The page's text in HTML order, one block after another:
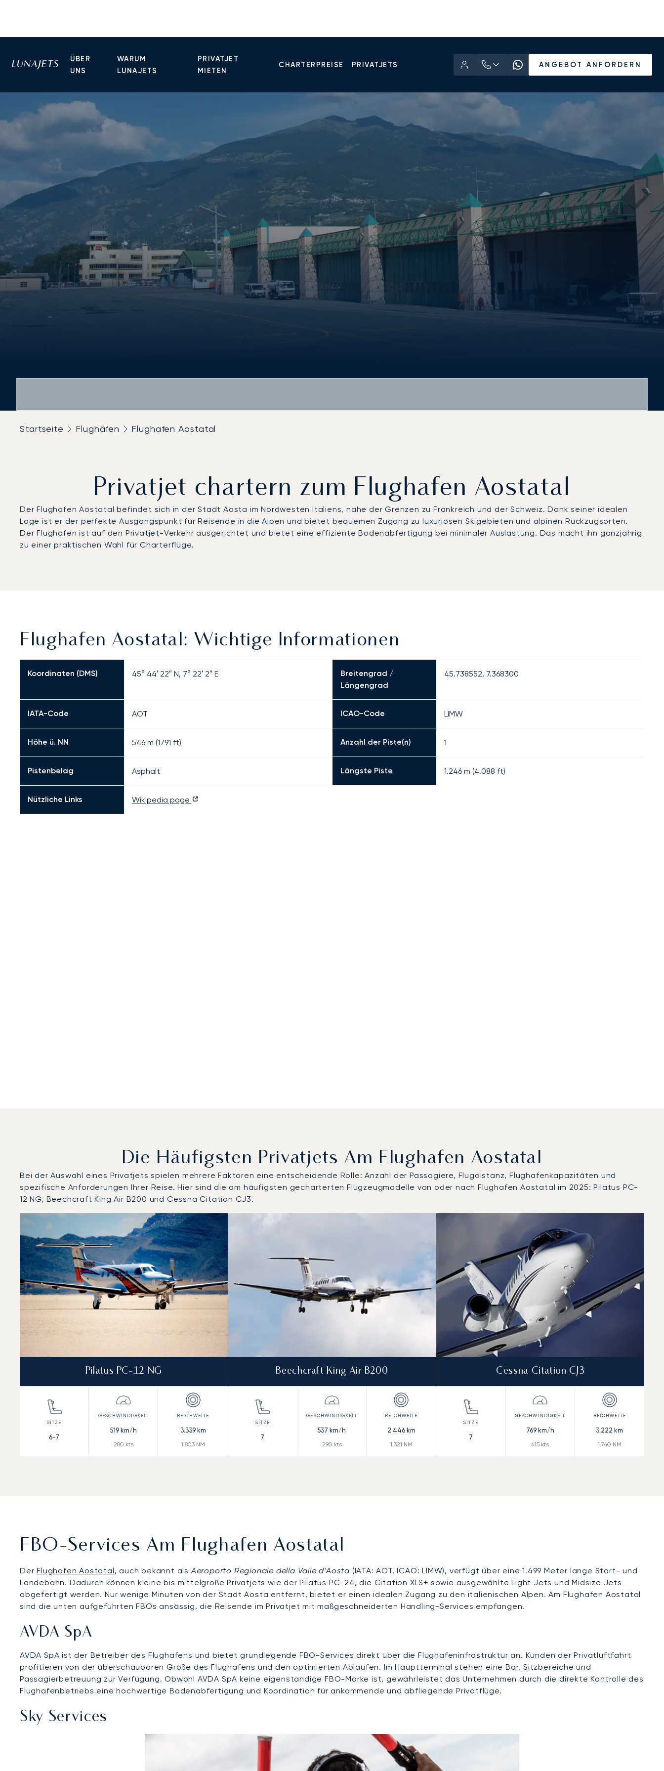
ÜBER
UNS
WARUM
LUNAJETS
PRIVATJET
MIETEN
CHARTERPREISE PRIVATJETS ANGEBOT ANFORDERN
Startseite Flughäfen Flughafen Aostatal
Privatjet chartern zum Flughafen Aostatal
Der Flughafen Aostatal befindet sich in der Stadt Aosta im Nordwesten Italiens, nahe der Grenzen zu Frankreich und der Schweiz. Dank seiner idealen
Lage ist er der perfekte Ausgangspunkt für Reisende in die Alpen und bietet bequemen Zugang zu luxuriösen Skigebieten und alpinen Rückzugsorten.
Der Flughafen ist auf den Privatjet-Verkehr ausgerichtet und bietet eine effiziente Bodenabfertigung bei minimaler Auslastung. Das macht ihn ganzjährig
zu einer praktischen Wahl für Charterflüge.
Flughafen Aostatal: Wichtige Informationen
Koordinaten (DMS) 45° 44′ 22″ N, 7° 22′ 2″ E
Breitengrad /
Längengrad
45.738552, 7.368300
IATA-Code AOT ICAO-Code LIMW
Höhe ü. NN 546 m (1791 ft) Anzahl der Piste(n) 1
Pistenbelag Asphalt Längste Piste 1.246 m (4.088 ft)
Nützliche Links Wikipedia page
Die Häufigsten Privatjets Am Flughafen Aostatal
Bei der Auswahl eines Privatjets spielen mehrere Faktoren eine entscheidende Rolle: Anzahl der Passagiere, Flugdistanz, Flughafenkapazitäten und
spezifische Anforderungen Ihrer Reise. Hier sind die am häufigsten gecharterten Flugzeugmodelle von oder nach Flughafen Aostatal im 2025: Pilatus PC-
12 NG, Beechcraft King Air B200 und Cessna Citation CJ3.
Flughafen Aostatal : Die 3 meistgeflogenen Flugzeugmodelle nach Anzahl der Flugbewegungen im Jahr 2025
Foto des Flugzeugs Flugzeugmodell
Geschwindigkeit (km/h)
Geschwindigkeit (Knoten)Reichweite (km)
Reichweite (NM)
Pilatus PC-12 NG
6-7
519km/h
280 kts
3.339km
1.803NM
Beechcraft King Air B200
7
537 km/h
290 kts
2.446km
1.321 NM
Cessna Citation CJ3
7
769km/h
415 kts
3.222 km
1.740 NM
FBO-Services Am Flughafen Aostatal
DerFlughafen Aostatal, auch bekannt alsAeroporto Regionale della Valle d’Aosta (IATA: AOT, ICAO: LIMW), verfügt über eine 1.499 Meter lange Start- und
Landebahn. Dadurch können kleine bis mittelgroße Privatjets wie der Pilatus PC-24, die Citation XLS+ sowie ausgewählte Light Jets und Midsize Jets
abgefertigt werden. Nur wenige Minuten von der Stadt Aosta entfernt, bietet er einen idealen Zugang zu den italienischen Alpen. Am Flughafen Aostatal
sind die unten aufgeführten FBOs ansässig, die Reisende im Privatjet mit maßgeschneiderten Handling-Services empfangen.
AVDA SpA
AVDA SpA ist der Betreiber des Flughafens und bietet grundlegende FBO-Services direkt über die Flughafeninfrastruktur an. Kunden der Privatluftfahrt
profitieren von der überschaubaren Größe des Flughafens und den optimierten Abläufen. Im Hauptterminal stehen eine Bar, Sitzbereiche und
Passagierbetreuung zur Verfügung. Obwohl AVDA SpA keine eigenständige FBO-Marke ist, gewährleistet das Unternehmen durch die direkte Kontrolle des
Flughafenbetriebs eine hochwertige Bodenabfertigung und Koordination für ankommende und abfliegende Privatflüge.
Sky Services